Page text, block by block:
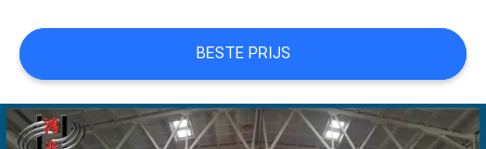
VERZOEK
OM EEN
CITAAT
BESTE PRIJS